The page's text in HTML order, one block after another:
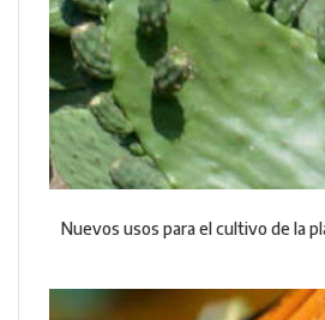
Nuevos usos para el cultivo de la